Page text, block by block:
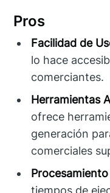
Pros
Facilidad de
lo hace
comerciantes.
Herramientas
ofrece
generación
comerciales
tiempos de